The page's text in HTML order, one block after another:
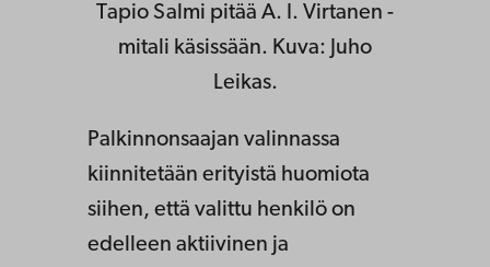
Tapio Salmi pitää A. I. Virtanen -
mitali käsissään. Kuva: Juho
Leikas.
Palkinnonsaajan valinnassa
kiinnitetään erityistä huomiota
siihen, että valittu henkilö on
edelleen aktiivinen ja